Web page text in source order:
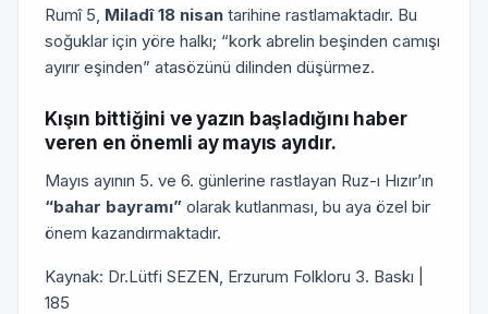
Rumî 5, Miladî 18 nisan tarihine rastlamaktadır. Bu
soğuklar için yöre halkı; “kork abrelin beşinden camışı
ayırır eşinden” atasözünü dilinden düşürmez.
Kışın bittiğini ve yazın başladığını haber
veren en önemli ay mayıs ayıdır.
Mayıs ayının 5. ve 6. günlerine rastlayan Ruz-ı Hızır’ın
“bahar bayramı” olarak kutlanması, bu aya özel bir
önem kazandırmaktadır.
Kaynak: Dr.Lütfi SEZEN, Erzurum Folkloru 3. Baskı |
185